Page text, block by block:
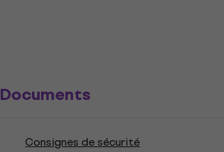
Documents
Consignes de sécurité